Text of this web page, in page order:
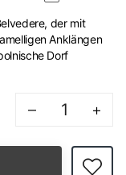
der mit
Anklängen
Dorf
– +